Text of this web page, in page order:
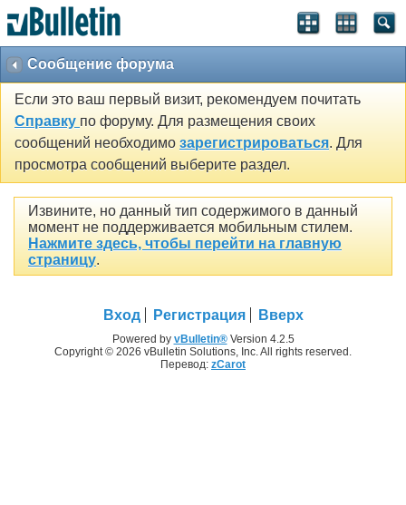
Сообщение форума
Если это ваш первый визит, рекомендуем почитать
Справку по форуму. Для размещения своих
сообщений необходимо зарегистрироваться. Для
просмотра сообщений выберите раздел.
Извините, но данный тип содержимого в данный
момент не поддерживается мобильным стилем.
Нажмите здесь, чтобы перейти на главную
страницу.
Вход Регистрация Вверх
Powered by vBulletin®Version 4.2.5
Copyright © 2026 vBulletin Solutions, Inc. All rights reserved.
Перевод: zCarot